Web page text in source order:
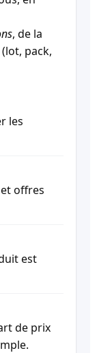
, de la
pack,
les
offres
est
de prix